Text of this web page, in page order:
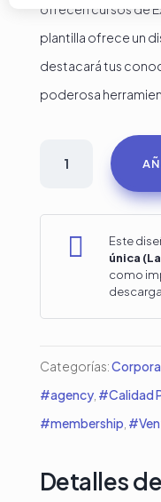
ofrecen cursos de
plantilla ofrece un
destacará tus
poderosa
excel
 Este
única
como
Categorías:
#agency, #Calidad
#membership
Detalles